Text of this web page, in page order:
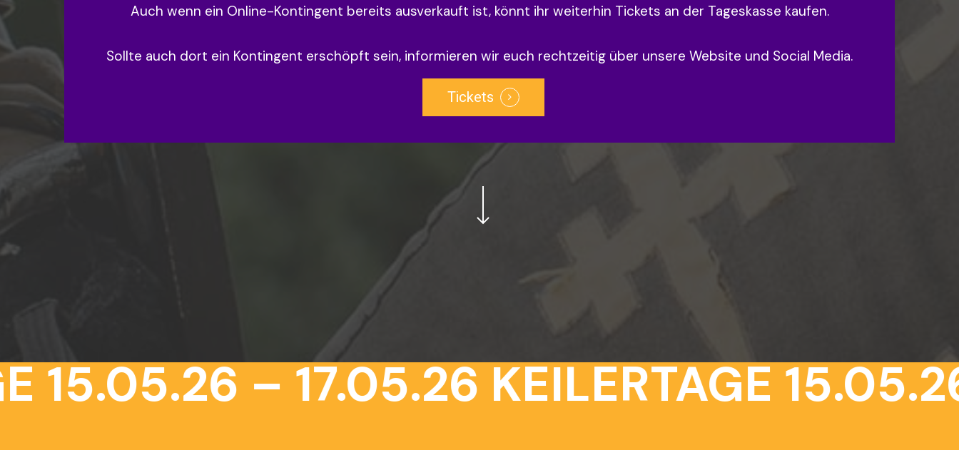
Auch wenn ein Online-Kontingent bereits ausverkauft ist, könnt ihr weiterhin Tickets an der Tageskasse kaufen.
Sollte auch dort ein Kontingent erschöpft sein, informieren wir euch rechtzeitig über unsere Website und Social Media.
Tickets
15.05.26 – 17.05.26KEILERTAGE